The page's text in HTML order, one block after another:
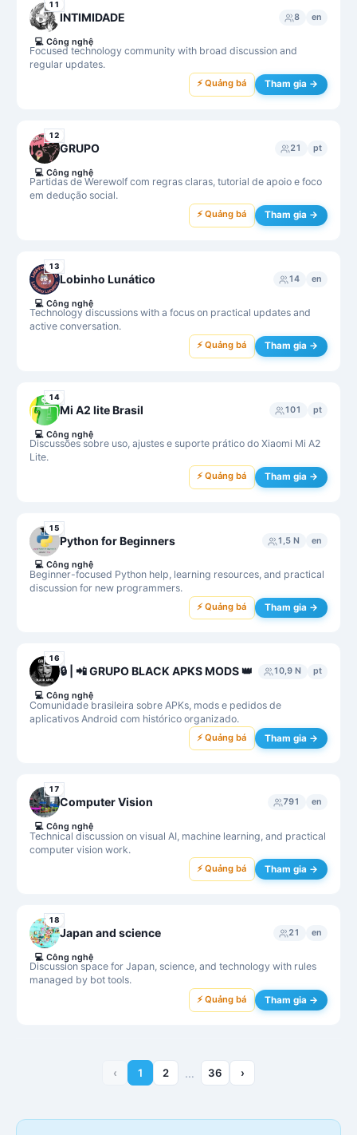
11
INTIMIDADE 8 en
Focused technology community with broad discussion and
regular updates.
💻 Công nghệ
⚡ Quảng bá Tham gia →
12
GRUPO 21 pt
Partidas de Werewolf com regras claras, tutorial de apoio e foco
em dedução social.
💻 Công nghệ
⚡ Quảng bá Tham gia →
13
Lobinho Lunático 14 en
Technology discussions with a focus on practical updates and
active conversation.
💻 Công nghệ
⚡ Quảng bá Tham gia →
14
Mi A2 lite Brasil 101 pt
Discussões sobre uso, ajustes e suporte prático do Xiaomi Mi A2
Lite.
💻 Công nghệ
⚡ Quảng bá Tham gia →
15
Python for Beginners 1,5 N en
Beginner-focused Python help, learning resources, and practical
discussion for new programmers.
💻 Công nghệ
⚡ Quảng bá Tham gia →
16
🔒 | 📲 GRUPO BLACK APKS MODS 👑 10,9 N pt
Comunidade brasileira sobre APKs, mods e pedidos de
aplicativos Android com histórico organizado.
💻 Công nghệ
⚡ Quảng bá Tham gia →
17
Computer Vision 791 en
Technical discussion on visual AI, machine learning, and practical
computer vision work.
💻 Công nghệ
⚡ Quảng bá Tham gia →
18
Japan and science 21 en
Discussion space for Japan, science, and technology with rules
managed by bot tools.
💻 Công nghệ
⚡ Quảng bá Tham gia →
‹ 1 2 … 36 ›